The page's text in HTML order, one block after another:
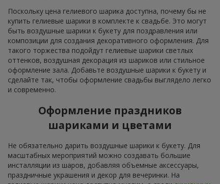
Поскольку цена гелиевого шарика доступна, почему бы не
купить гелиевые шарики в комплекте к свадьбе. Это могут
быть воздушные шарики к букету для поздравления или
композиции для создания декоративного оформления. Для
такого торжества подойдут гелиевые шарики светлых
оттенков, воздушная декорация из шариков или стильное
оформление зала. Добавьте воздушные шарики к букету и
сделайте так, чтобы оформление свадьбы выглядело легко
и современно.
Оформление праздников
шариками и цветами
Не обязательно дарить воздушные шарики к букету. Для
масштабных мероприятий можно создавать большие
инсталляции из шаров, добавляя объемные аксессуары,
праздничные украшения и декор для вечеринки. На